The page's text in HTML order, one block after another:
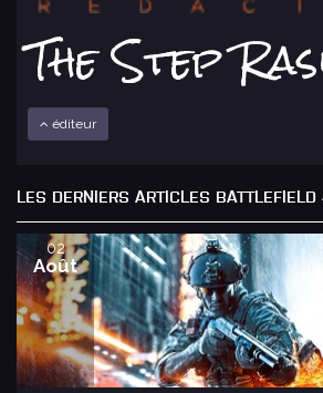
The Step
éditeur
LES DERNIERS ARTICLES BATTLEFIELD
02
Août